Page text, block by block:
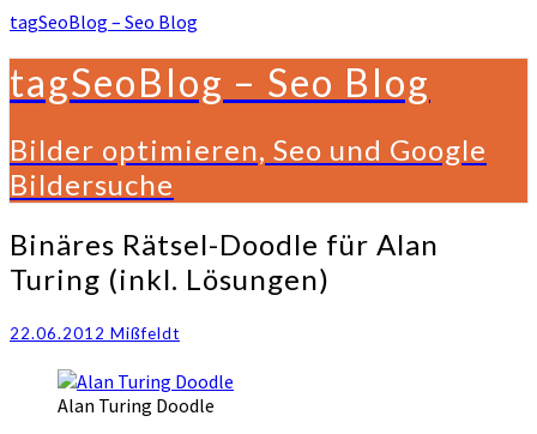
tagSeoBlog – Seo Blog
tagSeoBlog – Seo Blog
Bilder optimieren, Seo und Google
Bildersuche
Binäres
Rätsel-
Doodle
Alan
Lösungen)
Binäres Rätsel-Doodle für Alan
Turing (inkl. Lösungen)
22.06.2012 Mißfeldt
Alan Turing Doodle